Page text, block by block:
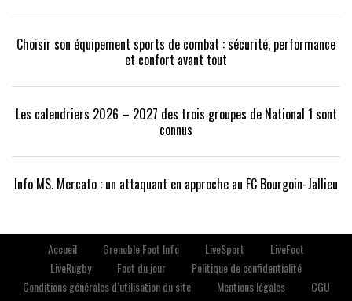
Choisir son équipement sports de combat : sécurité, performance
et confort avant tout
Les calendriers 2026 – 2027 des trois groupes de National 1 sont
connus
Info MS. Mercato : un attaquant en approche au FC Bourgoin-Jallieu
Accueil Grenoble Foot Info LiveSport
LiveFoot
LiveRugby
Foot du jour
Politique de confidentialité
Conditions générales d’utilisation du site
Mentions légales
CGU